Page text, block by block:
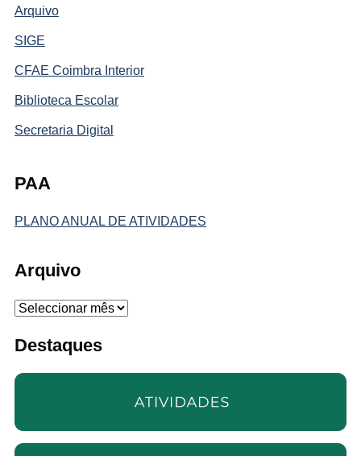
Arquivo
SIGE
CFAE Coimbra Interior
Biblioteca Escolar
Secretaria Digital
PAA
PLANO ANUAL DE ATIVIDADES
Arquivo
Arquivo
Destaques